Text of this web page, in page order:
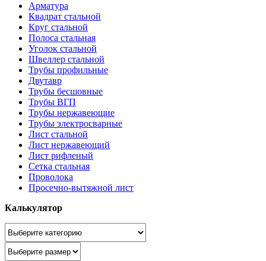
Арматура
Квадрат стальной
Круг стальной
Полоса стальная
Уголок стальной
Швеллер стальной
Трубы профильные
Двутавр
Трубы бесшовные
Трубы ВГП
Трубы нержавеющие
Трубы электросварные
Лист стальной
Лист нержавеющий
Лист рифленый
Сетка стальная
Проволока
Просечно-вытяжной лист
Калькулятор